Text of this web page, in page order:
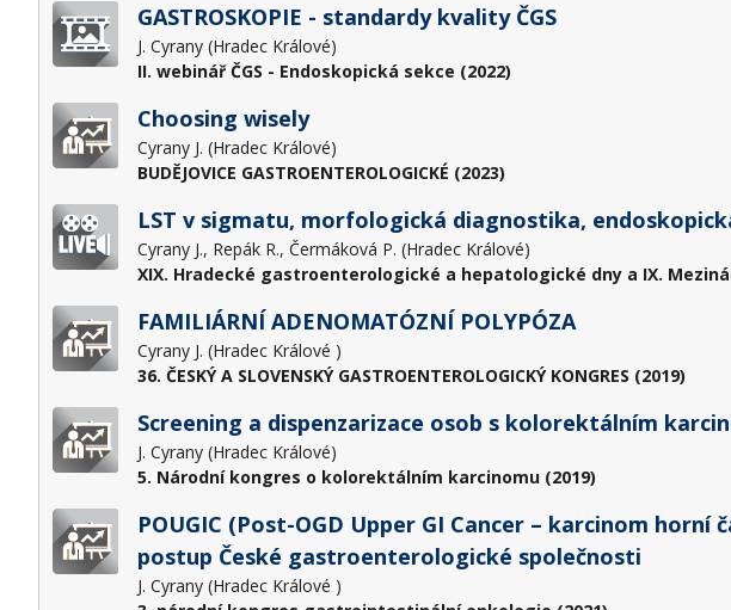
GASTROSKOPIE - standardy kvality ČGS
J. Cyrany (Hradec Králové)
II. webinář ČGS - Endoskopická sekce (2022)
Choosing wisely
Cyrany J. (Hradec Králové)
BUDĚJOVICE GASTROENTEROLOGICKÉ (2023)
LST v sigmatu, morfologická diagnostika,
Cyrany J., Repák R., Čermáková P. (Hradec Králové)
XIX. Hradecké gastroenterologické a hepatologické dny a IX.
FAMILIÁRNÍ ADENOMATÓZNÍ POLYPÓZA
Cyrany J. (Hradec Králové )
36. ČESKÝ A SLOVENSKÝ GASTROENTEROLOGICKÝ KONGRES (2019)
Screening a dispenzarizace osob s kolorektálním
J. Cyrany (Hradec Králové)
5. Národní kongres o kolorektálním karcinomu (2019)
POUGIC (Post-OGD Upper GI Cancer – karcinom
postup České gastroenterologické společnosti
J. Cyrany (Hradec Králové )